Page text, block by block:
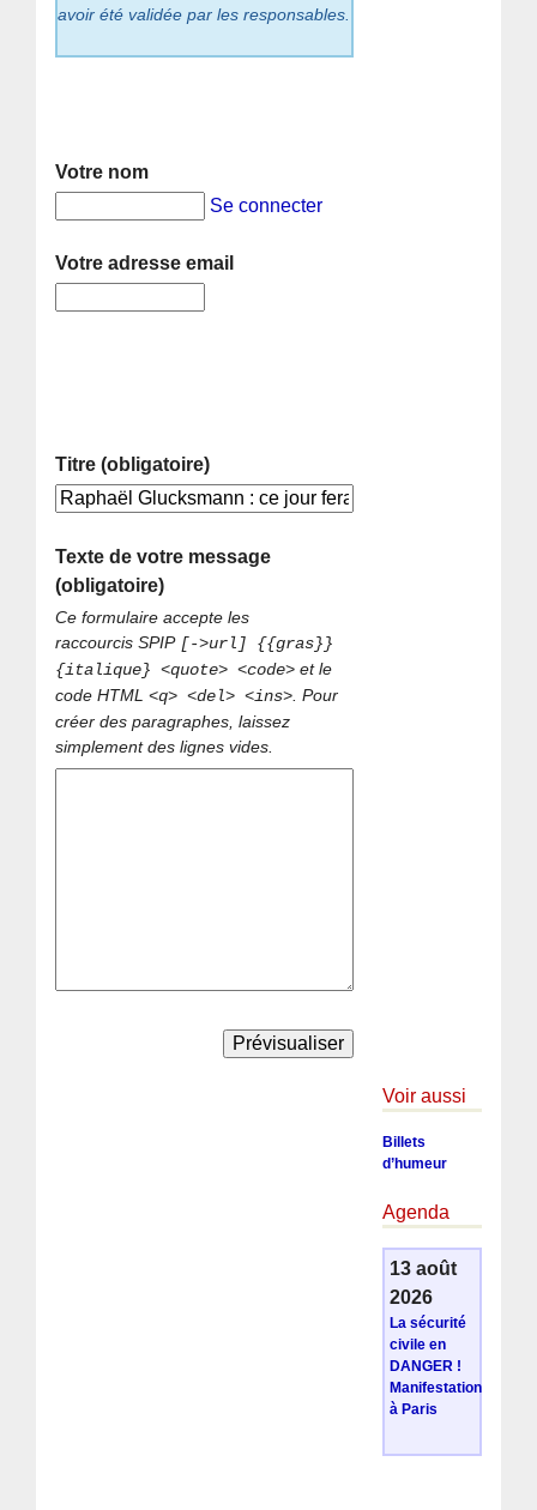
avoir été validée par les responsables.
Votre nom
Se connecter
Votre adresse email
Titre (obligatoire)
Texte de votre message
(obligatoire)
Ce formulaire accepte les
raccourcis SPIP [->url] {{gras}}
{italique} <quote> <code> et le
code HTML<q> <del> <ins>. Pour
créer des paragraphes, laissez
simplement des lignes vides.
Voir aussi
Billets
d’humeur
Agenda
13 août
2026
La sécurité
civile en
DANGER !
Manifestation
à Paris